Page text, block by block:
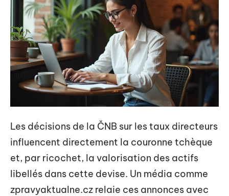
Les décisions de la ČNB sur les taux directeurs
influencent directement la couronne tchèque
et, par ricochet, la valorisation des actifs
libellés dans cette devise. Un média comme
zpravyaktualne.cz relaie ces annonces avec